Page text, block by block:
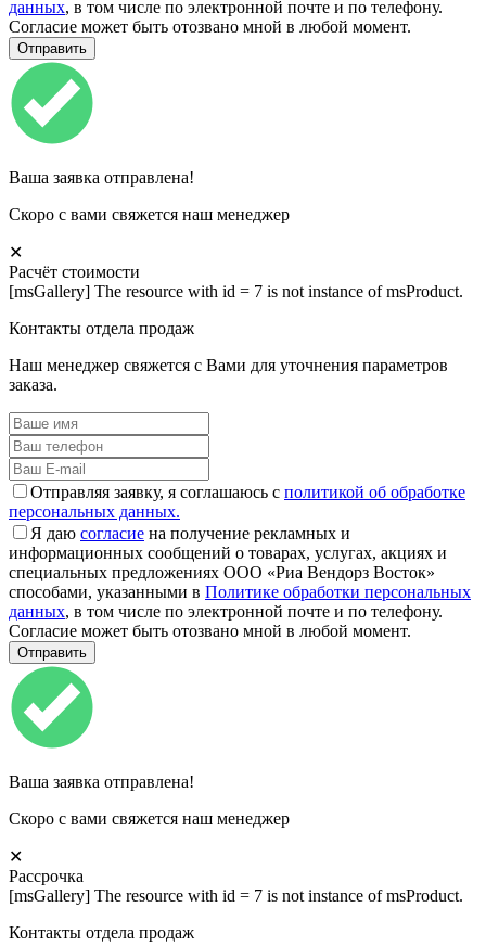
данных, в том числе по электронной почте и по телефону.
Согласие может быть отозвано мной в любой момент.
Ваша заявка отправлена!
Скоро с вами свяжется наш менеджер
✕
Расчёт стоимости
[msGallery] The resource with id = 7 is not instance of msProduct.
Контакты отдела продаж
Наш менеджер свяжется с Вами для уточнения параметров
заказа.
Отправляя заявку, я соглашаюсь с политикой об обработке
персональных данных.
Я даю согласие на получение рекламных и
информационных сообщений о товарах, услугах, акциях и
специальных предложениях ООО «Риа Вендорз Восток»
способами, указанными в Политике обработки персональных
данных, в том числе по электронной почте и по телефону.
Согласие может быть отозвано мной в любой момент.
Ваша заявка отправлена!
Скоро с вами свяжется наш менеджер
✕
Рассрочка
[msGallery] The resource with id = 7 is not instance of msProduct.
Контакты отдела продаж